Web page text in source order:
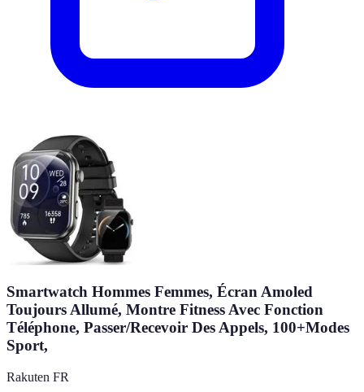
Smartwatch Hommes Femmes, Écran Amoled
Toujours Allumé, Montre Fitness Avec Fonction
Téléphone, Passer/Recevoir Des Appels, 100+Modes
Sport,
Rakuten FR